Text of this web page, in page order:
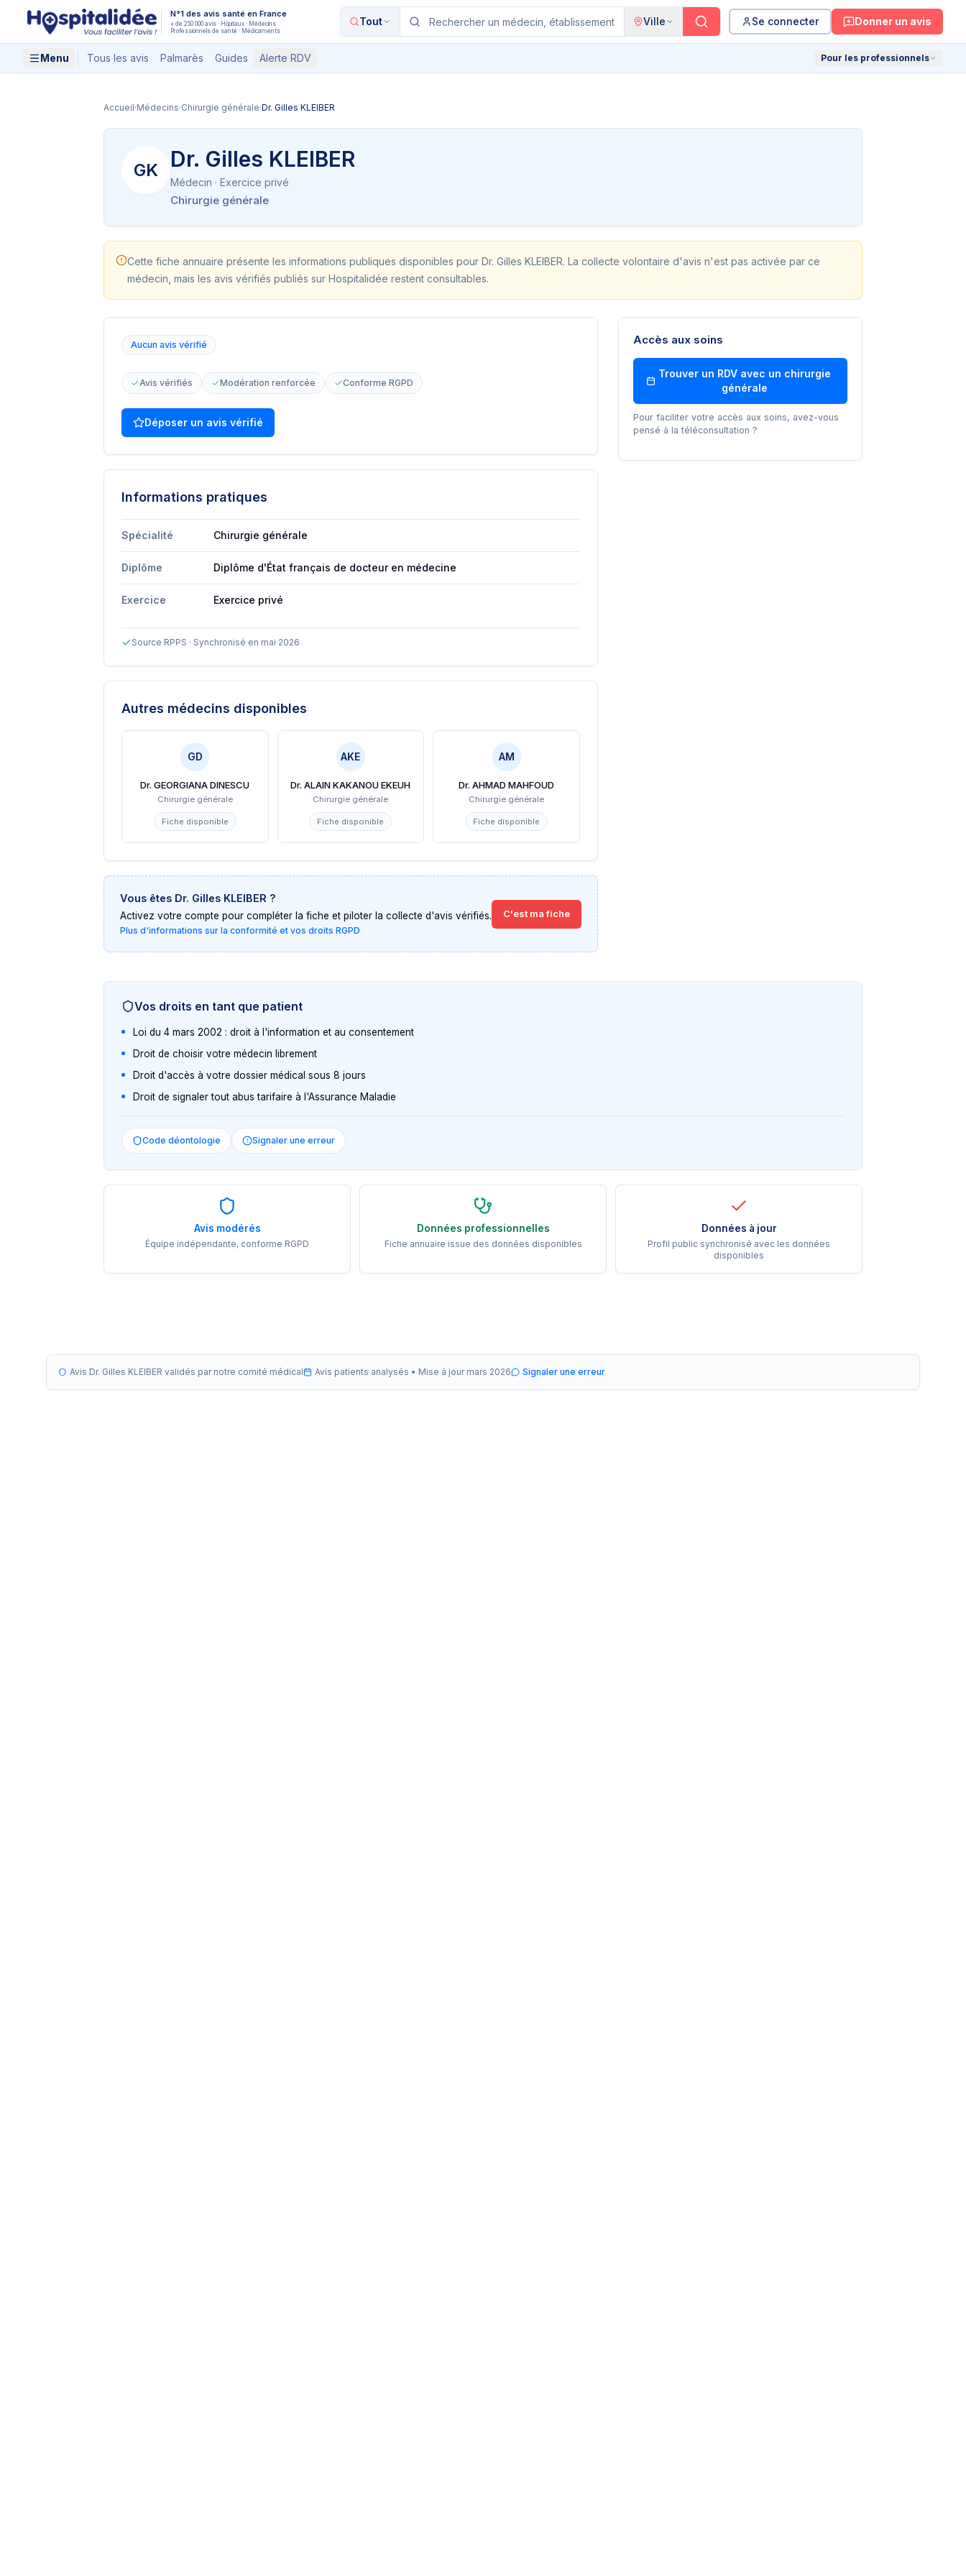
Aller au contenu principal N°1 des avis santé en France
+ de 250 000 avis · Hôpitaux · Médecins
Professionnels de santé · Médicaments
Tout Ville Se connecter Donner un avis
Menu Tous les avis Palmarès Guides Alerte RDV Pour les professionnels
Accueil·Médecins·Chirurgie générale·Dr. Gilles KLEIBER
GK Dr. Gilles KLEIBER
Médecin · Exercice privé
Chirurgie générale
Cette fiche annuaire présente les informations publiques disponibles pour Dr. Gilles KLEIBER. La collecte volontaire d'avis n'est pas activée par ce
médecin, mais les avis vérifiés publiés sur Hospitalidée restent consultables.
Aucun avis vérifié
Avis vérifiés Modération renforcée Conforme RGPD
Déposer un avis vérifié
Informations pratiques
Spécialité Chirurgie générale
Diplôme Diplôme d'État français de docteur en médecine
Exercice Exercice privé
Source RPPS · Synchronisé en mai 2026
Autres médecins disponibles
GD
Dr. GEORGIANA DINESCU
Chirurgie générale
Fiche disponible
AKE
Dr. ALAIN KAKANOU EKEUH
Chirurgie générale
Fiche disponible
AM
Dr. AHMAD MAHFOUD
Chirurgie générale
Fiche disponible
Vous êtes Dr. Gilles KLEIBER ?
Activez votre compte pour compléter la fiche et piloter la collecte d'avis vérifiés.
Plus d'informations sur la conformité et vos droits RGPD
C'est ma fiche
Accès aux soins
Trouver un RDV avec un chirurgie
générale
Pour faciliter votre accès aux soins, avez-vous
pensé à la téléconsultation ?
Vos droits en tant que patient
Loi du 4 mars 2002 : droit à l'information et au consentement
Droit de choisir votre médecin librement
Droit d'accès à votre dossier médical sous 8 jours
Droit de signaler tout abus tarifaire à l'Assurance Maladie
Code déontologie Signaler une erreur
Avis modérés
Équipe indépendante, conforme RGPD
Données professionnelles
Fiche annuaire issue des données disponibles
Données à jour
Profil public synchronisé avec les données
disponibles
Avis Dr. Gilles KLEIBER validés par notre comité médical Avis patients analysés • Mise à jour mars 2026 Signaler une erreur